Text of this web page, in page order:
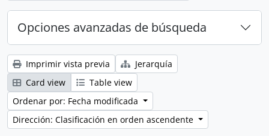
Opciones avanzadas de búsqueda
Imprimir vista previa
Jerarquía
Card view
Table view
Ordenar por: Fecha modificada
Dirección: Clasificación en orden ascendente